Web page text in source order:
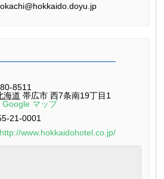
8511
海道 帯広市 西7条南19丁目1
Google マップ
21-0001
http://www.hokkaidohotel.co.jp/